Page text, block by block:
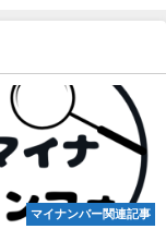
マイナンバー関連記事